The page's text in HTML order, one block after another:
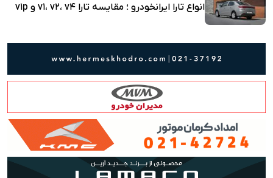
انواع تارا ایرانخودرو ؛ مقایسه تارا v1، v2، v4 و v1p